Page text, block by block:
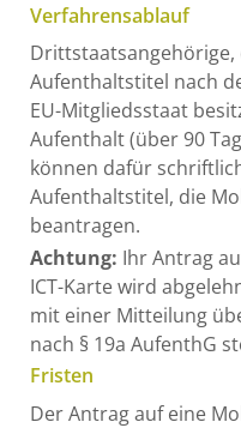
Verfahrensablauf
Drittstaatsangehörige,
Aufenthaltstitel nach
EU-Mitgliedsstaat
Aufenthalt (über 90
können dafür
Aufenthaltstitel, die
beantragen.
Achtung: Ihr Antrag
ICT-Karte wird
mit einer Mitteilung
nach § 19a AufenthG
Fristen
Der Antrag auf eine